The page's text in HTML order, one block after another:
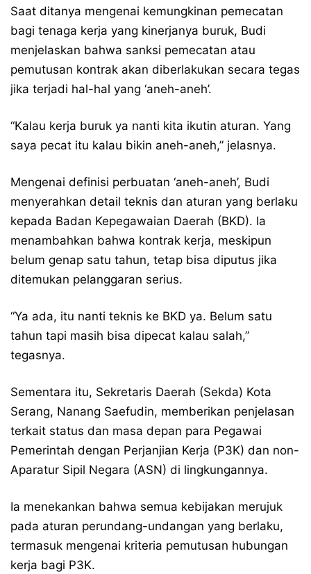
Saat ditanya mengenai kemungkinan pemecatan
bagi tenaga kerja yang kinerjanya buruk, Budi
menjelaskan bahwa sanksi pemecatan atau
pemutusan kontrak akan diberlakukan secara tegas
jika terjadi hal-hal yang ‘aneh-aneh’.
“Kalau kerja buruk ya nanti kita ikutin aturan. Yang
saya pecat itu kalau bikin aneh-aneh,” jelasnya.
Mengenai definisi perbuatan ‘aneh-aneh’, Budi
menyerahkan detail teknis dan aturan yang berlaku
kepada Badan Kepegawaian Daerah (BKD). Ia
menambahkan bahwa kontrak kerja, meskipun
belum genap satu tahun, tetap bisa diputus jika
ditemukan pelanggaran serius.
“Ya ada, itu nanti teknis ke BKD ya. Belum satu
tahun tapi masih bisa dipecat kalau salah,”
tegasnya.
Sementara itu, Sekretaris Daerah (Sekda) Kota
Serang, Nanang Saefudin, memberikan penjelasan
terkait status dan masa depan para Pegawai
Pemerintah dengan Perjanjian Kerja (P3K) dan non-
Aparatur Sipil Negara (ASN) di lingkungannya.
Ia menekankan bahwa semua kebijakan merujuk
pada aturan perundang-undangan yang berlaku,
termasuk mengenai kriteria pemutusan hubungan
kerja bagi P3K.